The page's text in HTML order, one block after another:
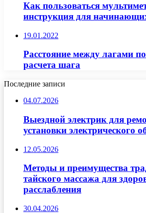
Как пользоваться
инструкция для
19.01.2022
Расстояние между лагами
расчета шага
Последние записи
04.07.2026
Выездной электрик для
установки электрического
12.05.2026
Методы и преимущества
тайского массажа для
расслабления
30.04.2026